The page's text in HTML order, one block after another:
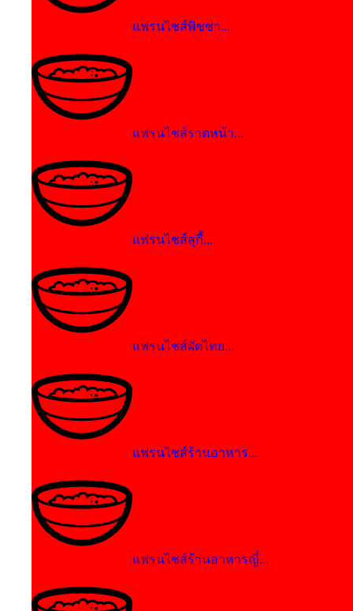
แฟรนไชส์พิซซ่า...
แฟรนไชส์ราดหน้า...
แฟรนไชส์สุกี้...
แฟรนไชส์ผัดไทย...
แฟรนไชส์ร้านอาหาร...
แฟรนไชส์ร้านอาหารญี่...